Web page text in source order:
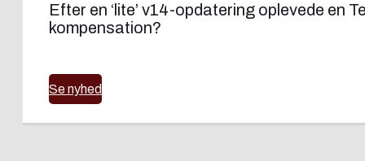
Efter en ‘lite’ v14-opdatering oplevede en
kompensation?
Se nyhed